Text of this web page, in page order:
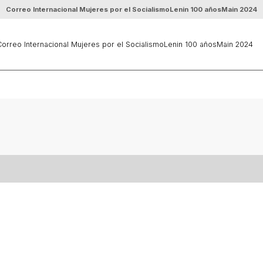
Correo Internacional Mujeres por el SocialismoLenin 100 añosMain 2024
Internacional Mujeres por el SocialismoLenin 100 añosMain 2024